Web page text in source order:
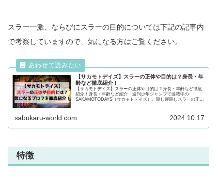
スラー一派、ならびにスラーの目的については下記の記事内
で考察していますので、気になる方はご覧ください。
【サカモトデイズ】スラーの正体や目的は？身長・年
齢など徹底紹介！
【サカモトデイズ】スラーの正体や目的は？身長・年齢など徹底
紹介！身長・年齢など紹介！週刊少年ジャンプで連載中の
SAKAMOTODAYS（サカモトデイズ）。殺し屋殺しスラーの正体
sabukaru-world.com 2024.10.17
特徴